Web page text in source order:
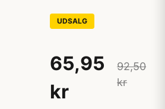
UDSALG
65,95
kr
92,50
kr